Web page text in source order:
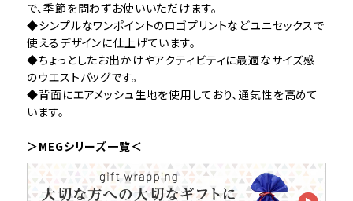
で、季節を問わずお使いいただけます。
◆シンプルなワンポイントのロゴプリントなどユニセックスで
使えるデザインに仕上げています。
◆ちょっとしたお出かけやアクティビティに最適なサイズ感
のウエストバッグです。
◆背面にエアメッシュ生地を使用しており、通気性を高めて
います。
＞MEGシリーズ一覧＜